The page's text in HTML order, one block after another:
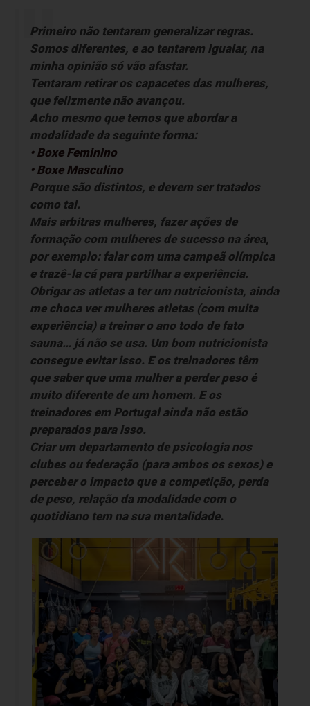
Primeiro não tentarem generalizar regras.
Somos diferentes, e ao tentarem igualar, na
minha opinião só vão afastar.
Tentaram retirar os capacetes das mulheres,
que felizmente não avançou.
Acho mesmo que temos que abordar a
modalidade da seguinte forma:
• Boxe Feminino
• Boxe Masculino
Porque são distintos, e devem ser tratados
como tal.
Mais arbitras mulheres, fazer ações de
formação com mulheres de sucesso na área,
por exemplo: falar com uma campeã olímpica
e trazê-la cá para partilhar a experiência.
Obrigar as atletas a ter um nutricionista, ainda
me choca ver mulheres atletas (com muita
experiência) a treinar o ano todo de fato
sauna… já não se usa. Um bom nutricionista
consegue evitar isso. E os treinadores têm
que saber que uma mulher a perder peso é
muito diferente de um homem. E os
treinadores em Portugal ainda não estão
preparados para isso.
Criar um departamento de psicologia nos
clubes ou federação (para ambos os sexos) e
perceber o impacto que a competição, perda
de peso, relação da modalidade com o
quotidiano tem na sua mentalidade.